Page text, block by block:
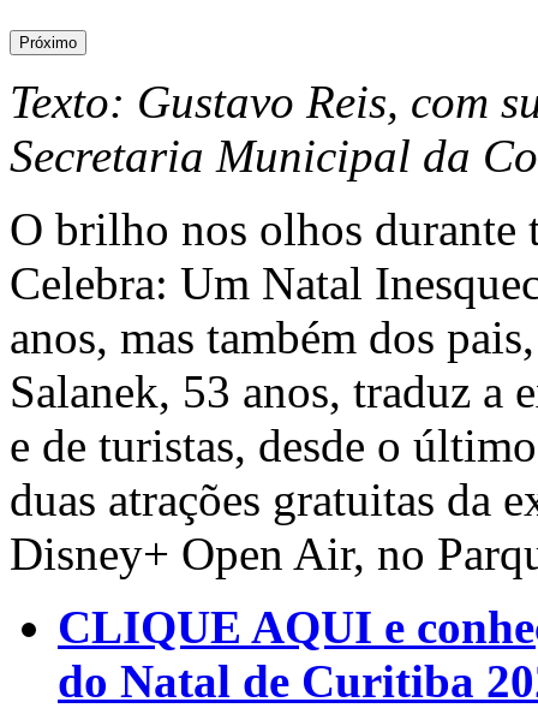
Próximo
Texto: Gustavo Reis, com
Secretaria Municipal da
O brilho nos olhos durante
Celebra: Um Natal
anos, mas também dos
Salanek, 53 anos, traduz a
e de turistas, desde o
duas atrações gratuitas da
Disney+ Open Air, no
CLIQUE AQUI e
do Natal de Curitiba